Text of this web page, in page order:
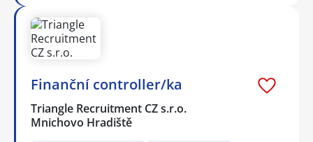
Finanční controller/ka
Triangle Recruitment CZ s.r.o.
Mnichovo Hradiště